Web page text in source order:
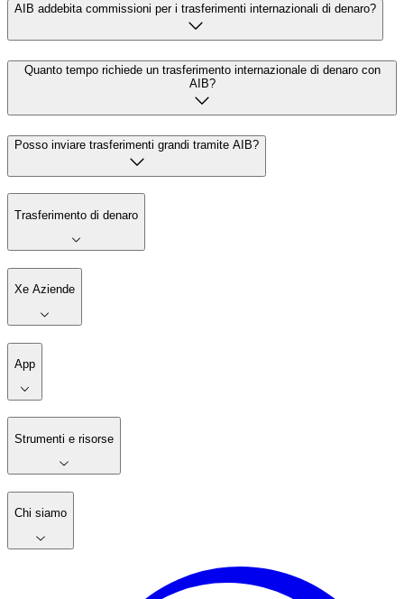
AIB addebita commissioni per i trasferimenti internazionali di denaro?
Quanto tempo richiede un trasferimento internazionale di denaro con
AIB?
Posso inviare trasferimenti grandi tramite AIB?
Trasferimento di denaro
Xe Aziende
App
Strumenti e risorse
Chi siamo